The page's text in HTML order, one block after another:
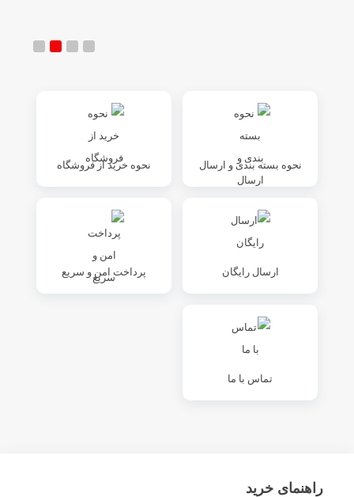
نحوه بسته بندی و ارسال نحوه خرید از فروشگاه
ارسال رایگان پرداخت امن و سریع
تماس با ما
راهنمای خرید